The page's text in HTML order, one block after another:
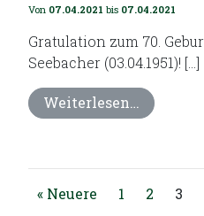
Von 07.04.2021 bis 07.04.2021
Gratulation zum 70.
Seebacher (03.04.1951)! […]
Weiterlesen…
« Neuere 1 2 3